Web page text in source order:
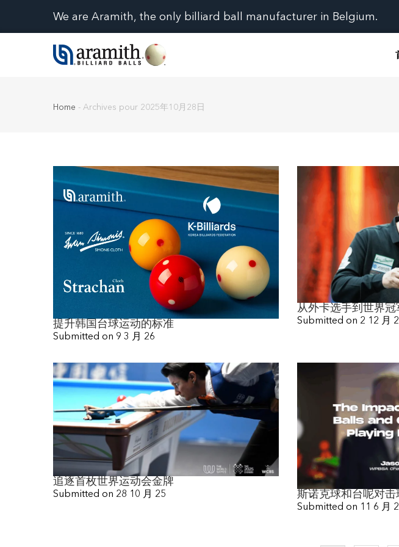
We are Aramith, the only billiard ball manufacturer in Belgium.
Home - Archives pour 2025年10月28日
提升韩国台球运动的标准
Submitted on 9 3 月 26
从外卡选手到世界冠
Submitted on 2 12 月
追逐首枚世界运动会金牌
Submitted on 28 10 月 25 斯诺克球和台呢对击
Submitted on 11 6 月